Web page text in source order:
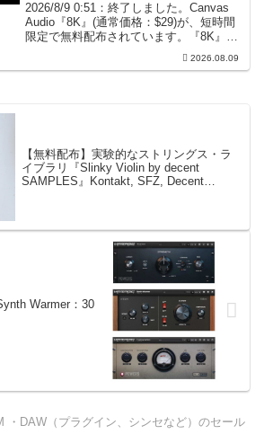
2026/8/9 0:51：終了しました。Canvas
Audio『8K』(通常価格：$29)が、短時間
限定で無料配布されています。『8K』
は、手軽に高域の存在感とアナログ的な
質感をミックスに加えることができる
2026.08.09
【無料配布】実験的なストリングス・ラ
イブラリ『Slinky Violin by decent
SAMPLES』Kontakt, SFZ, Decent
Warmer：30
・DAW（プラグイン、シンセなど）のセール